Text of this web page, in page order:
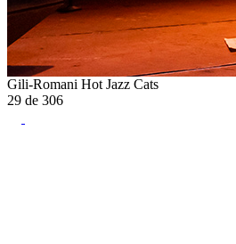
Gili-Romani Hot Jazz Cats
29 de 306